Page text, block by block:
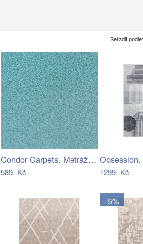
Seřadit podle:
Condor Carpets, Metrážový koberec…
589,-Kč 1299,-Kč
- 5%